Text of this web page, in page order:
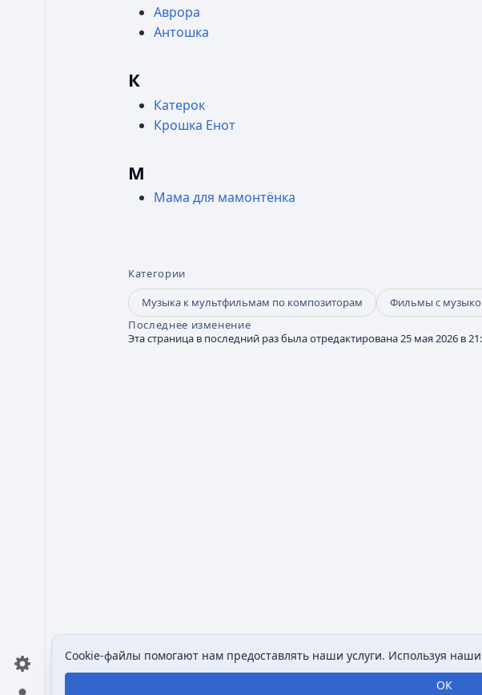
Аврора
Антошка
К
Катерок
Крошка Енот
М
Мама для мамонтёнка
Категории
Музыка к мультфильмам по композиторам
Фильмы с
Последнее изменение
Эта страница в последний раз была отредактирована 25 мая 2026 в
Cookie-файлы помогают нам предоставлять наши услуги. Используя
ОК